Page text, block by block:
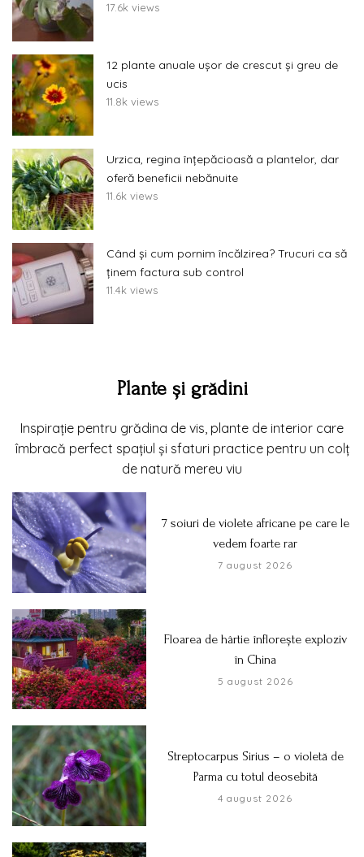
17.6k views
12 plante anuale ușor de crescut și greu de
ucis
11.8k views
Urzica, regina înțepăcioasă a plantelor, dar
oferă beneficii nebănuite
11.6k views
Când și cum pornim încălzirea? Trucuri ca să
ținem factura sub control
11.4k views
Plante și grădini
Inspirație pentru grădina de vis, plante de interior care
îmbracă perfect spațiul și sfaturi practice pentru un colț
de natură mereu viu
7 soiuri de violete africane pe care le
vedem foarte rar
7 august 2026
Floarea de hârtie înflorește exploziv
în China
5 august 2026
Streptocarpus Sirius – o violetă de
Parma cu totul deosebită
4 august 2026